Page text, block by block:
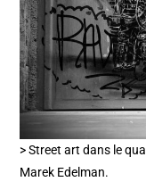
> Street art dans le
Marek Edelman.